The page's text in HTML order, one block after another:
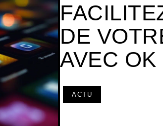
DE
AVEC
ACTU